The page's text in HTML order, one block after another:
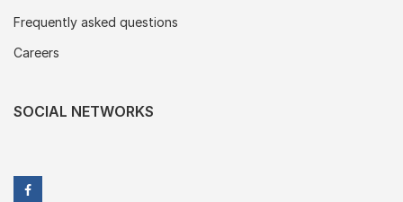
Frequently asked questions
Careers
SOCIAL NETWORKS